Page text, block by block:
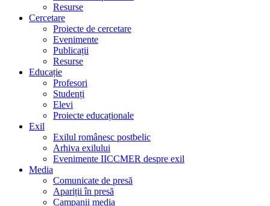
Resurse
Cercetare
Proiecte de cercetare
Evenimente
Publicații
Resurse
Educație
Profesori
Studenți
Elevi
Proiecte educaționale
Exil
Exilul românesc postbelic
Arhiva exilului
Evenimente IICCMER despre exil
Media
Comunicate de presă
Apariții în presă
Campanii media